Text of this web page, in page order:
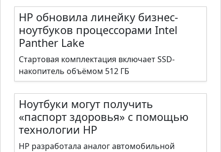
HP обновила линейку бизнес-
ноутбуков процессорами Intel
Panther Lake
Стартовая комплектация включает SSD-
накопитель объёмом 512 ГБ
Ноутбуки могут получить
«паспорт здоровья» с помощью
технологии HP
HP разработала аналог автомобильной